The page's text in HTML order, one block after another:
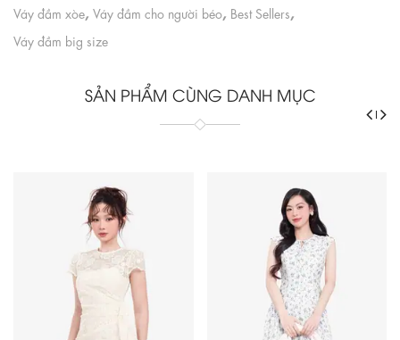
Váy đầm xòe, Váy đầm cho người béo, Best Sellers,
Váy đầm big size
SẢN PHẨM CÙNG DANH MỤC